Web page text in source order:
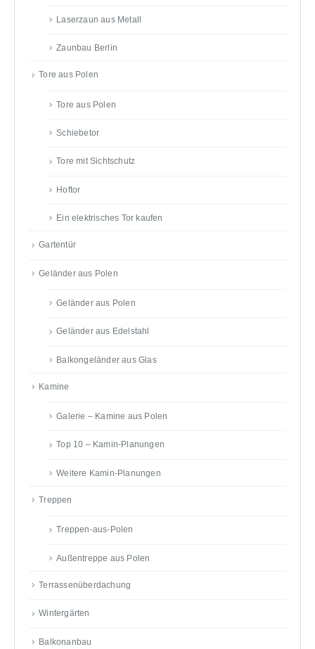
Laserzaun aus Metall
Zaunbau Berlin
Tore aus Polen
Tore aus Polen
Schiebetor
Tore mit Sichtschutz
Hoftor
Ein elektrisches Tor kaufen
Gartentür
Geländer aus Polen
Geländer aus Polen
Geländer aus Edelstahl
Balkongeländer aus Glas
Kamine
Galerie – Kamine aus Polen
Top 10 – Kamin-Planungen
Weitere Kamin-Planungen
Treppen
Treppen-aus-Polen
Außentreppe aus Polen
Terrassenüberdachung
Wintergärten
Balkonanbau